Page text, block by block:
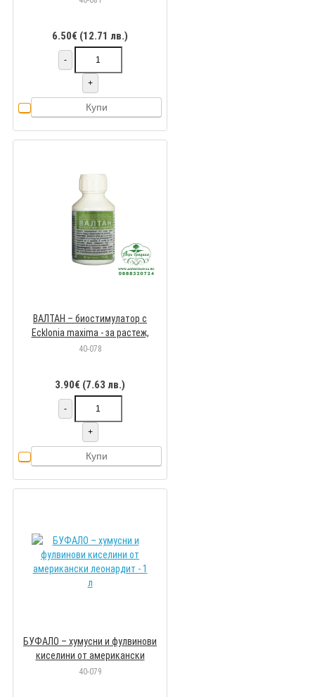
6.50€ (12.71 лв.)
-
+
Купи
ВАЛТАН – биостимулатор с
Ecklonia maxima - за растеж,
вкореняване и обилен цъфтеж
40-078
3.90€ (7.63 лв.)
-
+
Купи
БУФАЛО – хумусни и фулвинови
киселини от американски
леонардит - 1 л
40-079